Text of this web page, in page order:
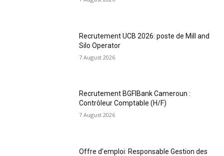
Recrutement UCB 2026: poste de Mill and
Silo Operator
7 August 2026
Recrutement BGFIBank Cameroun :
Contrôleur Comptable (H/F)
7 August 2026
Offre d’emploi: Responsable Gestion des